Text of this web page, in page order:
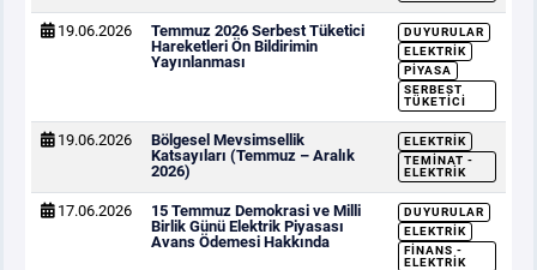
19.06.2026
Temmuz 2026 Serbest Tüketici
Hareketleri Ön Bildirimin
Yayınlanması
DUYURULAR
ELEKTRIK
PIYASA
SERBEST
TÜKETICI
19.06.2026
Bölgesel Mevsimsellik
Katsayıları (Temmuz – Aralık
2026)
ELEKTRIK
TEMINAT -
ELEKTRIK
17.06.2026
15 Temmuz Demokrasi ve Milli
Birlik Günü Elektrik Piyasası
Avans Ödemesi Hakkında
DUYURULAR
ELEKTRIK
FINANS -
ELEKTRIK